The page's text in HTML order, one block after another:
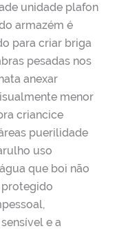
unidade plafon
armazém é
para criar briga
pesadas nos
anexar
menor
criancice
puerilidade
uso
que boi não
protegido
e a